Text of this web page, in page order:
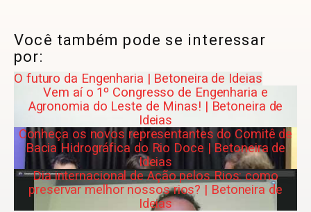
Você também pode se interessar
por:
O futuro da Engenharia | Betoneira de Ideias
Vem aí o 1º Congresso de Engenharia e
Agronomia do Leste de Minas! | Betoneira de
Ideias
Conheça os novos representantes do Comitê de
Bacia Hidrográfica do Rio Doce | Betoneira de
Ideias
Dia internacional de Ação pelos Rios: como
preservar melhor nossos rios? | Betoneira de
Ideias